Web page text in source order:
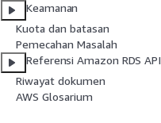
Keamanan
Kuota dan batasan
Pemecahan Masalah
Referensi Amazon RDS API
Riwayat dokumen
AWS Glosarium